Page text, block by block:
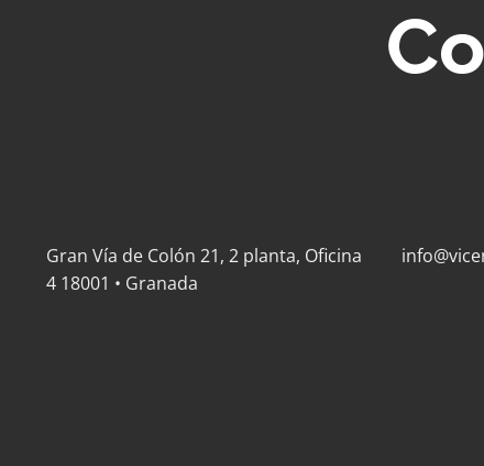
Gran Vía de Colón 21, 2 planta, Oficina
4 18001 • Granada